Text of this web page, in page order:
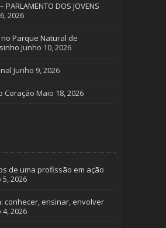
PARLAMENTO DOS JOVENS
2026
no Parque Natural de
Junho 10, 2026
Junho 9, 2026
Coração Maio 18, 2026
de uma profissão em ação
2026
conhecer, ensinar, envolver
2026